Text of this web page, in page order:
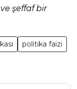
şeffaf bir
politika faizi